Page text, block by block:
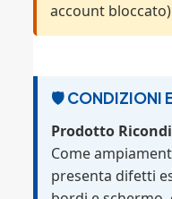
account
🛡️ CONDIZIONI
Prodotto
Come
presenta difetti